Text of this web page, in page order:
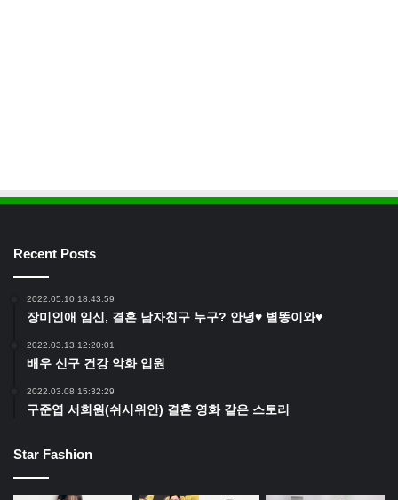
Recent Posts
2022.05.10 18:43:59
장미인애 임신, 결혼 남자친구 누구? 안녕♥ 별똥이와♥
2022.03.13 12:20:01
배우 신구 건강 악화 입원
2022.03.08 15:32:29
구준엽 서희원(쉬시위안) 결혼 영화 같은 스토리
Star Fashion